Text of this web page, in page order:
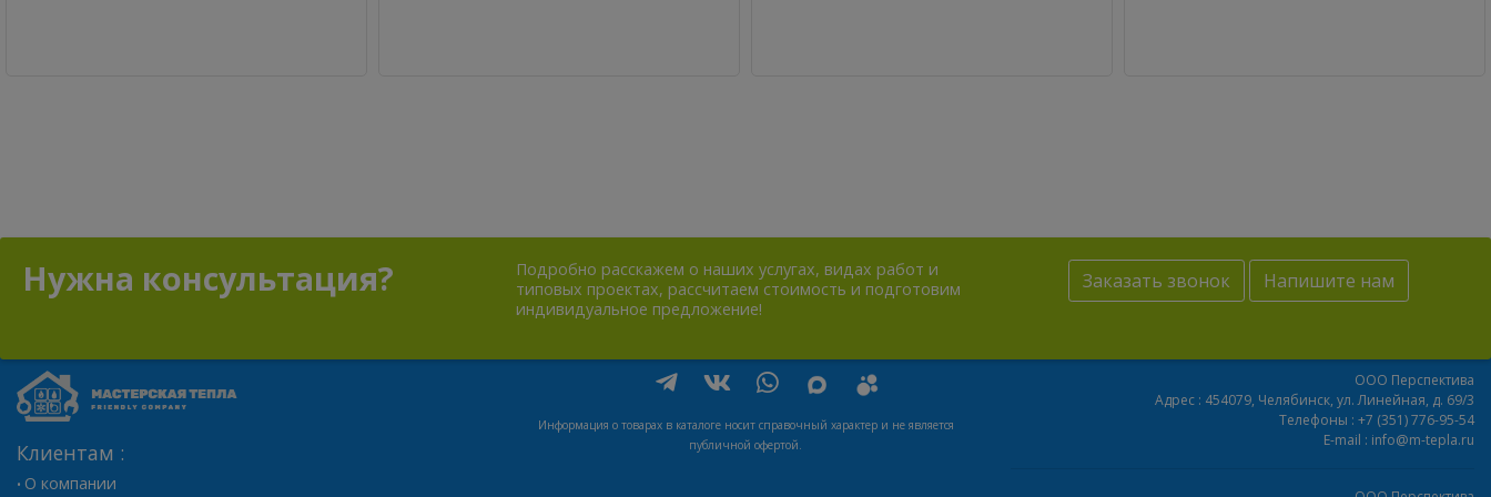
Нужна консультация?
Подробно расскажем о наших услугах, видах работ и
типовых проектах, рассчитаем стоимость и подготовим
индивидуальное предложение!
Заказать звонок Напишите нам
Клиентам :
• О компании
Информация о товарах в каталоге носит справочный характер и не является
публичной офертой.
ООО Перспектива
Адрес : 454079, Челябинск, ул. Линейная, д. 69/3
Телефоны : +7 (351) 776-95-54
E-mail : info@m-tepla.ru